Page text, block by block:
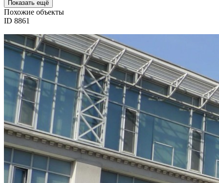
Показать ещё
Похожие объекты
ID 8861